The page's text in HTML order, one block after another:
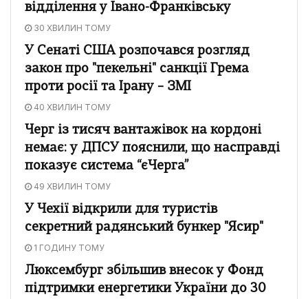
відділення у Івано-Франківську
30 ХВИЛИН ТОМУ
У Сенаті США розпочався розгляд
закон про "пекельні" санкції Грема
проти росії та Ірану – ЗМІ
40 ХВИЛИН ТОМУ
Черг із тисяч вантажівок на кордоні
немає: у ДПСУ пояснили, що насправді
показує система “єЧерга”
49 ХВИЛИН ТОМУ
У Чехії відкрили для туристів
секретний радянський бункер "Ясир"
1 ГОДИНУ ТОМУ
Люксембург збільшив внесок у Фонд
підтримки енергетики України до 30